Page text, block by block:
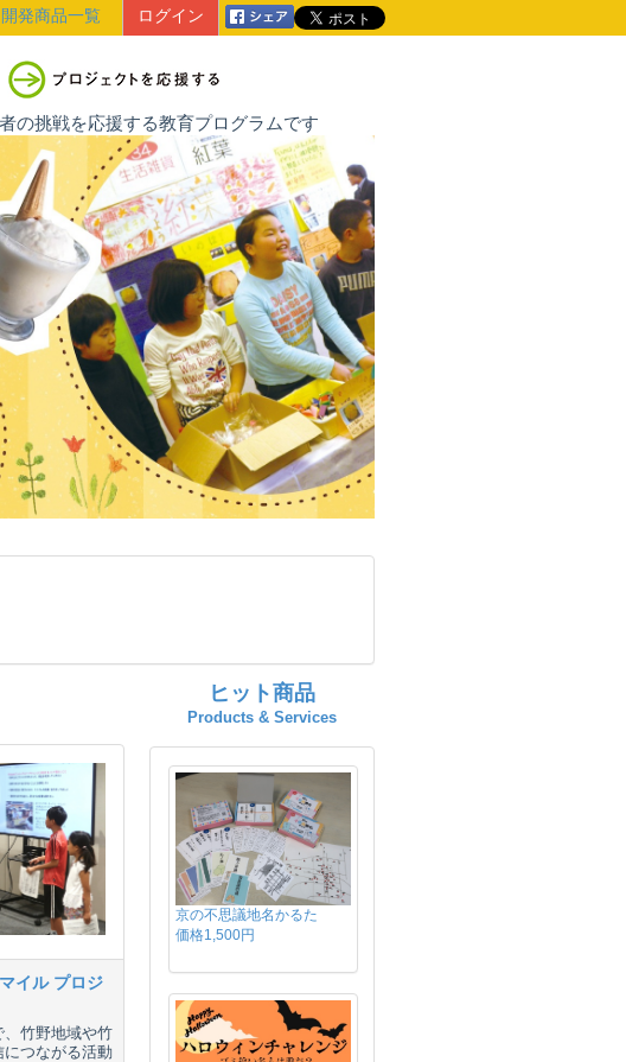
開発商品一覧 ログイン
の挑戦を応援する教育プログラムです
イル プロジ
竹野地域や竹
つながる活動
ヒット商品
Products & Services
京の不思議地名かるた
価格1,500円